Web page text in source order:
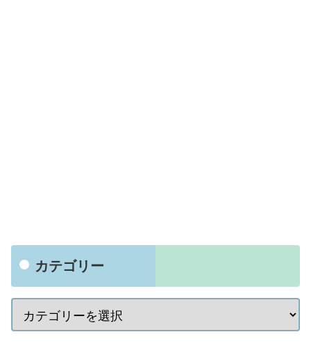
カテゴリー